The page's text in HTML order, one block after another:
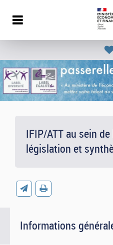
IFIP/ATT au sein
législation et
Informations